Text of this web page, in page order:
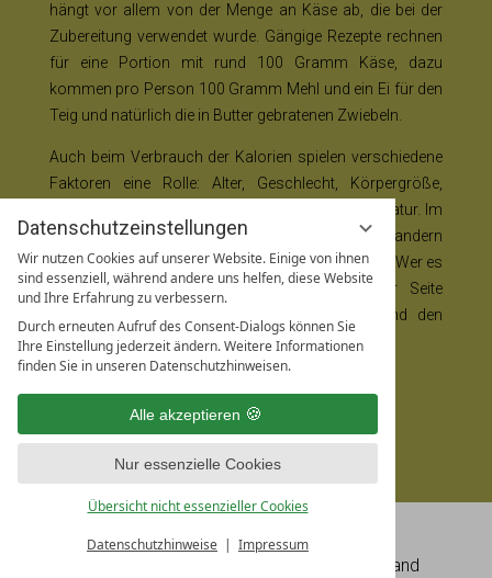
Datenschutzeinstellungen
Wir nutzen Cookies auf unserer Website. Einige von ihnen
sind essenziell, während andere uns helfen, diese Website
und Ihre Erfahrung zu verbessern.
Durch erneuten Aufruf des Consent-Dialogs können Sie
Ihre Einstellung jederzeit ändern. Weitere Informationen
finden Sie in unseren Datenschutzhinweisen.
Alle akzeptieren
Nur essenzielle Cookies
Übersicht nicht essenzieller Cookies
Datenschutzhinweise Impressum
hängt vor allem von der Menge an Käse ab, die bei der
Zubereitung verwendet wurde. Gängige Rezepte rechnen
für eine Portion mit rund 100 Gramm Käse, dazu
kommen pro Person 100 Gramm Mehl und ein Ei für den
Teig und natürlich die in Butter gebratenen Zwiebeln.
Auch beim Verbrauch der Kalorien spielen verschiedene
Faktoren eine Rolle: Alter, Geschlecht, Körpergröße,
Gewicht, Fitnesslevel, Steigung und Außentemperatur. Im
Durchschnitt verbraucht man beim moderaten Wandern
mit wenig Steigung etwa 300 Kalorien pro Stunde. Wer es
genauer wissen möchte, kann etwa auf der Seite
die eigenen Daten angeben und den
individuellen Verbrauch berechnen.
ZUM MEDIACENTER
piroth.kommunikation GmbH
-Straße 2 | 80636 München | Deutschland